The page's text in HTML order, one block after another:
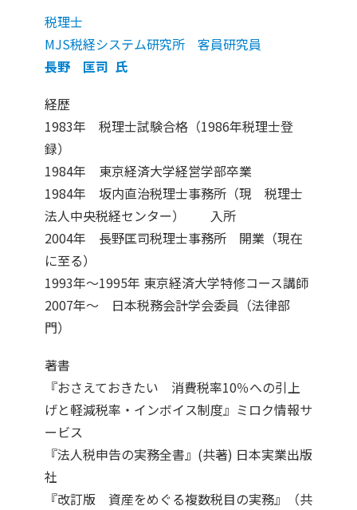
税理士
MJS税経システム研究所 客員研究員
長野 匡司 氏
経歴
1983年 税理士試験合格（1986年税理士登
録）
1984年 東京経済大学経営学部卒業
1984年 坂内直治税理士事務所（現 税理士
法人中央税経センター） 入所
2004年 長野匡司税理士事務所 開業（現在
に至る）
1993年～1995年 東京経済大学特修コース講師
2007年～ 日本税務会計学会委員（法律部
門）
著書
『おさえておきたい 消費税率10％への引上
げと軽減税率・インボイス制度』ミロク情報サ
ービス
『法人税申告の実務全書』(共著) 日本実業出版
社
『改訂版 資産をめぐる複数税目の実務』（共